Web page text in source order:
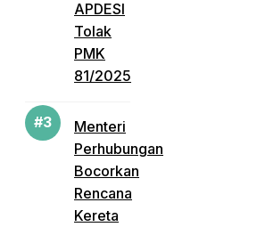
APDESI
Tolak
PMK
81/2025
Menteri
Perhubungan
Bocorkan
Rencana
Kereta